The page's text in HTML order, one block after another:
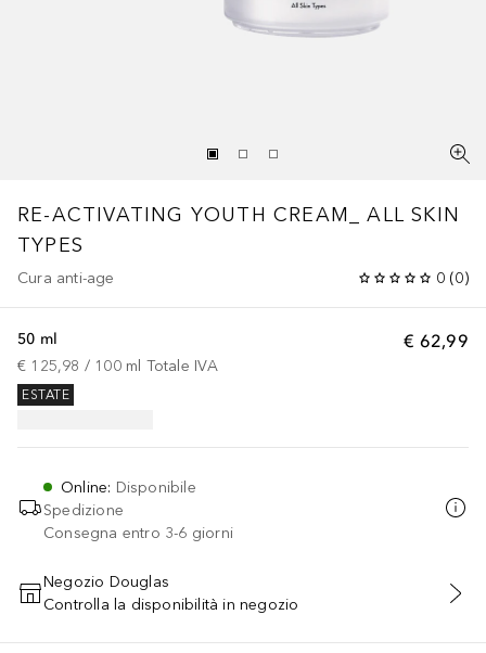
RE-ACTIVATING YOUTH CREAM_ ALL SKIN
TYPES
Cura anti-age 0 (0)
€ 62,99
50 ml
€ 125,98 / 100 ml Totale IVA
ESTATE
Online: Disponibile
Spedizione
Consegna entro 3-6 giorni
AGGIUNGI AL CARRELLO
Negozio Douglas
Controlla la disponibilità in negozio